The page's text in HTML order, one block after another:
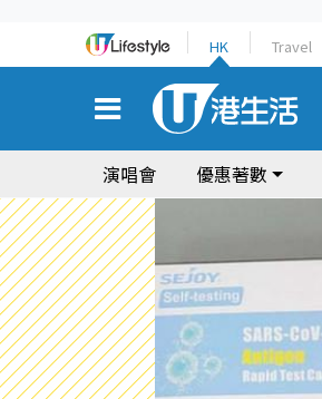
HK Travel
演唱會 優惠著數